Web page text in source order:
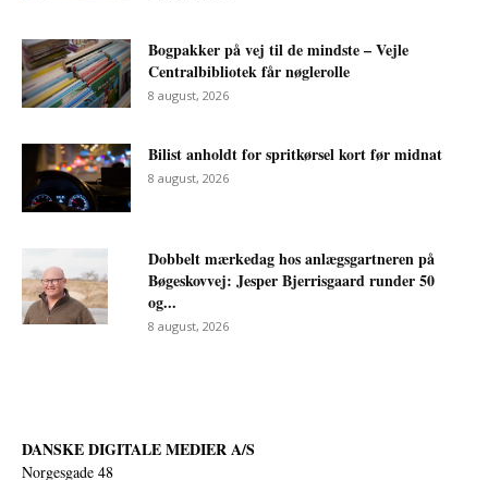
Bogpakker på vej til de mindste – Vejle
Centralbibliotek får nøglerolle
8 august, 2026
Bilist anholdt for spritkørsel kort før midnat
8 august, 2026
Dobbelt mærkedag hos anlægsgartneren på
Bøgeskovvej: Jesper Bjerrisgaard runder 50
og...
8 august, 2026
DANSKE DIGITALE MEDIER A/S
Norgesgade 48